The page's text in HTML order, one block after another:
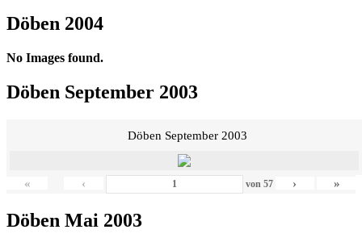
Döben 2004
No Images found.
Döben September 2003
Döben September 2003
« ‹ von 57 › »
Döben Mai 2003